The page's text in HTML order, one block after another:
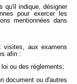
qu'il indique, désigner
pour exercer les
mentionnées dans
visites, aux examens
afin :
ou des règlements;
document ou d'autres